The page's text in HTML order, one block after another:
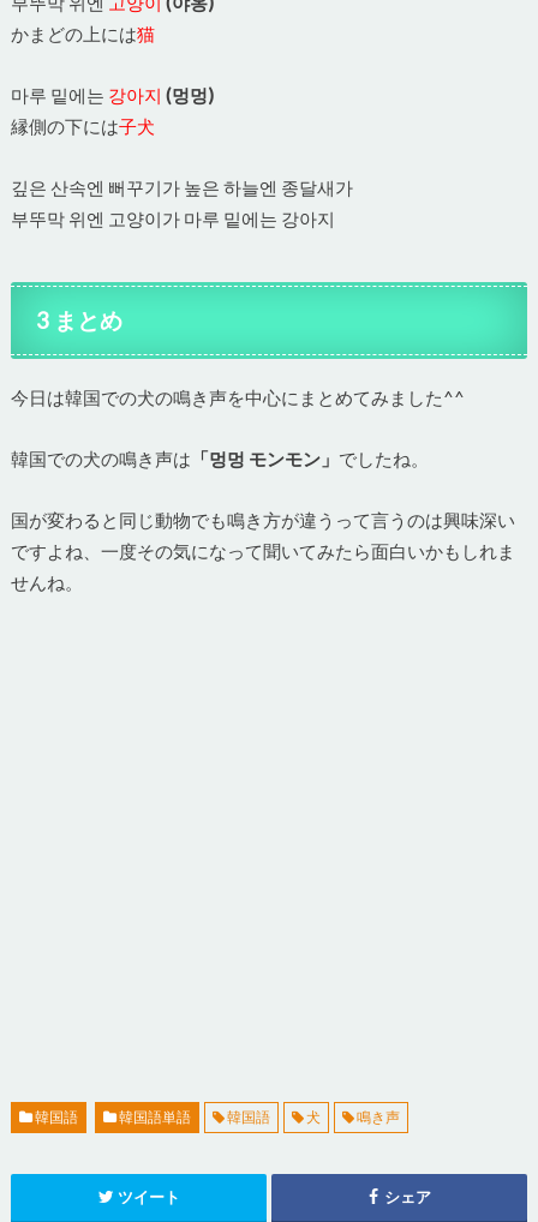
かまどの上には猫
마루 밑에는 강아지 (멍멍)
縁側の下には子犬
깊은 산속엔 뻐꾸기가 높은 하늘엔 종달새가
부뚜막 위엔 고양이가 마루 밑에는 강아지
3 まとめ
今日は韓国での犬の鳴き声を中心にまとめてみました^^
韓国での犬の鳴き声は 「멍멍 モンモン」 でしたね。
国が変わると同じ動物でも鳴き方が違うって言うのは興味深い
ですよね、一度その気になって聞いてみたら面白いかもしれま
せんね。
韓国語 韓国語単語 韓国語 犬 鳴き声
ツイート シェア